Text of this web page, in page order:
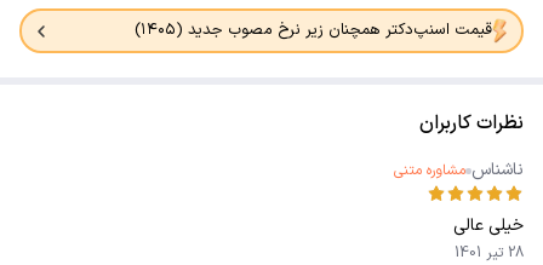
قیمت اسنپ‌دکتر همچنان زیر نرخ مصوب جدید (۱۴۰۵)
نظرات کاربران
ناشناس مشاوره متنی
خیلی عالی
28 تیر 1401